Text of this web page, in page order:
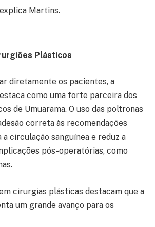
Martins.
Plásticos
diretamente os pacientes, a
como uma forte parceira dos
de Umuarama. O uso das poltronas
correta às recomendações
a circulação sanguínea e reduz a
pós-operatórias, como
cirurgias plásticas destacam que a
um grande avanço para os